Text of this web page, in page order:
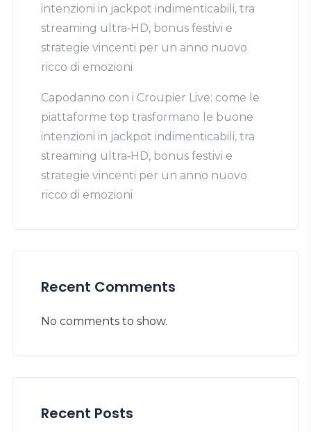
intenzioni in jackpot indimenticabili, tra
streaming ultra‑HD, bonus festivi e
strategie vincenti per un anno nuovo
ricco di emozioni
Capodanno con i Croupier Live: come le
piattaforme top trasformano le buone
intenzioni in jackpot indimenticabili, tra
streaming ultra‑HD, bonus festivi e
strategie vincenti per un anno nuovo
ricco di emozioni
Recent Comments
No comments to show.
Recent Posts